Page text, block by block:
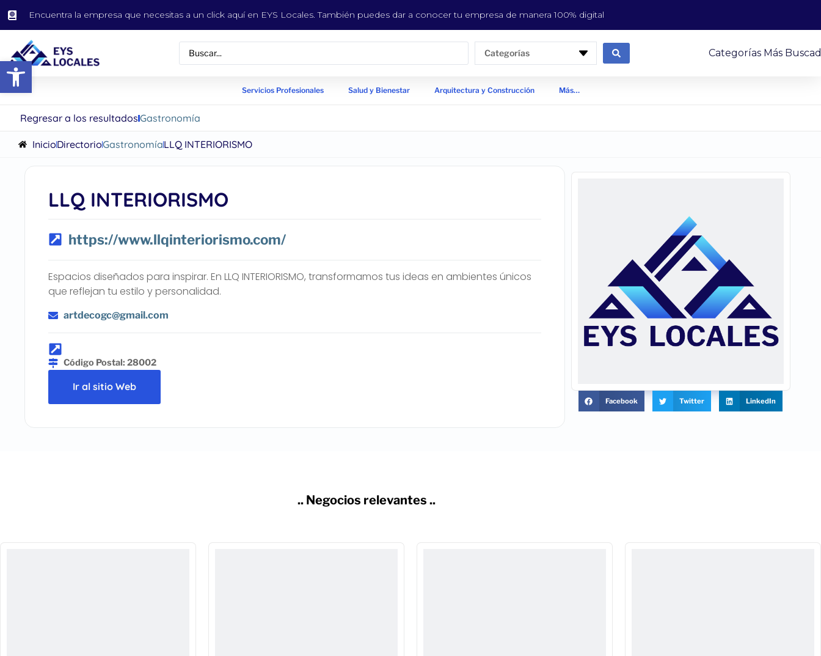
Abrir barra de herramientas
Encuentra la empresa que necesitas a un click aquí en EYS Locales. También puedes dar a conocer tu empresa de manera 100% digital
Categorías Categorías Más
Servicios Profesionales Salud y Bienestar Arquitectura y Construcción Más…
Regresar a los resultadosGastronomía
InicioDirectorioGastronomíaLLQ INTERIORISMO
LLQ INTERIORISMO
https://www.llqinteriorismo.com/
Espacios diseñados para inspirar. En LLQ INTERIORISMO, transformamos tus ideas en ambientes únicos
que reflejan tu estilo y personalidad.
artdecogc@gmail.com
Código Postal: 28002
Ir al sitio Web
Facebook Twitter LinkedIn
.. Negocios relevantes ..